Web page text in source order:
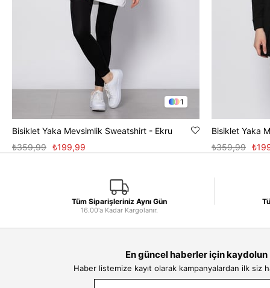
1
Bisiklet Yaka Mevsimlik Sweatshirt - Ekru
₺199,99
₺359,99
Bisiklet Yaka
₺359,99
Tüm Siparişleriniz Aynı Gün
16.00'a Kadar Kargolanır.
En güncel haberler için kaydolun
Haber listemize kayıt olarak kampanyalardan ilk siz